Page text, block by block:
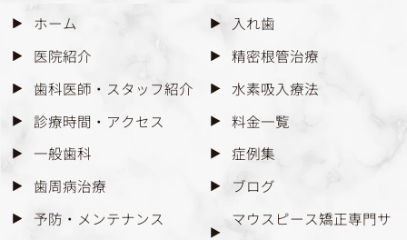
ホーム
医院紹介
歯科医師・スタッフ紹介
診療時間・アクセス
一般歯科
歯周病治療
予防・メンテナンス
入れ歯
精密根管治療
水素吸入療法
料金一覧
症例集
ブログ
マウスピース矯正専門サ